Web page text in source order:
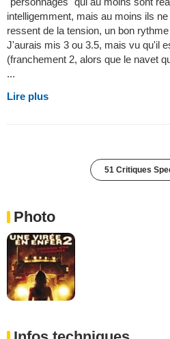
intelligemment, mais au moins ils
ressent de la tension, un bon
J'aurais mis 3 ou 3.5, mais vu qu'il
(franchement 2, alors que le navet
...
Lire plus
51 Critiques
Photo